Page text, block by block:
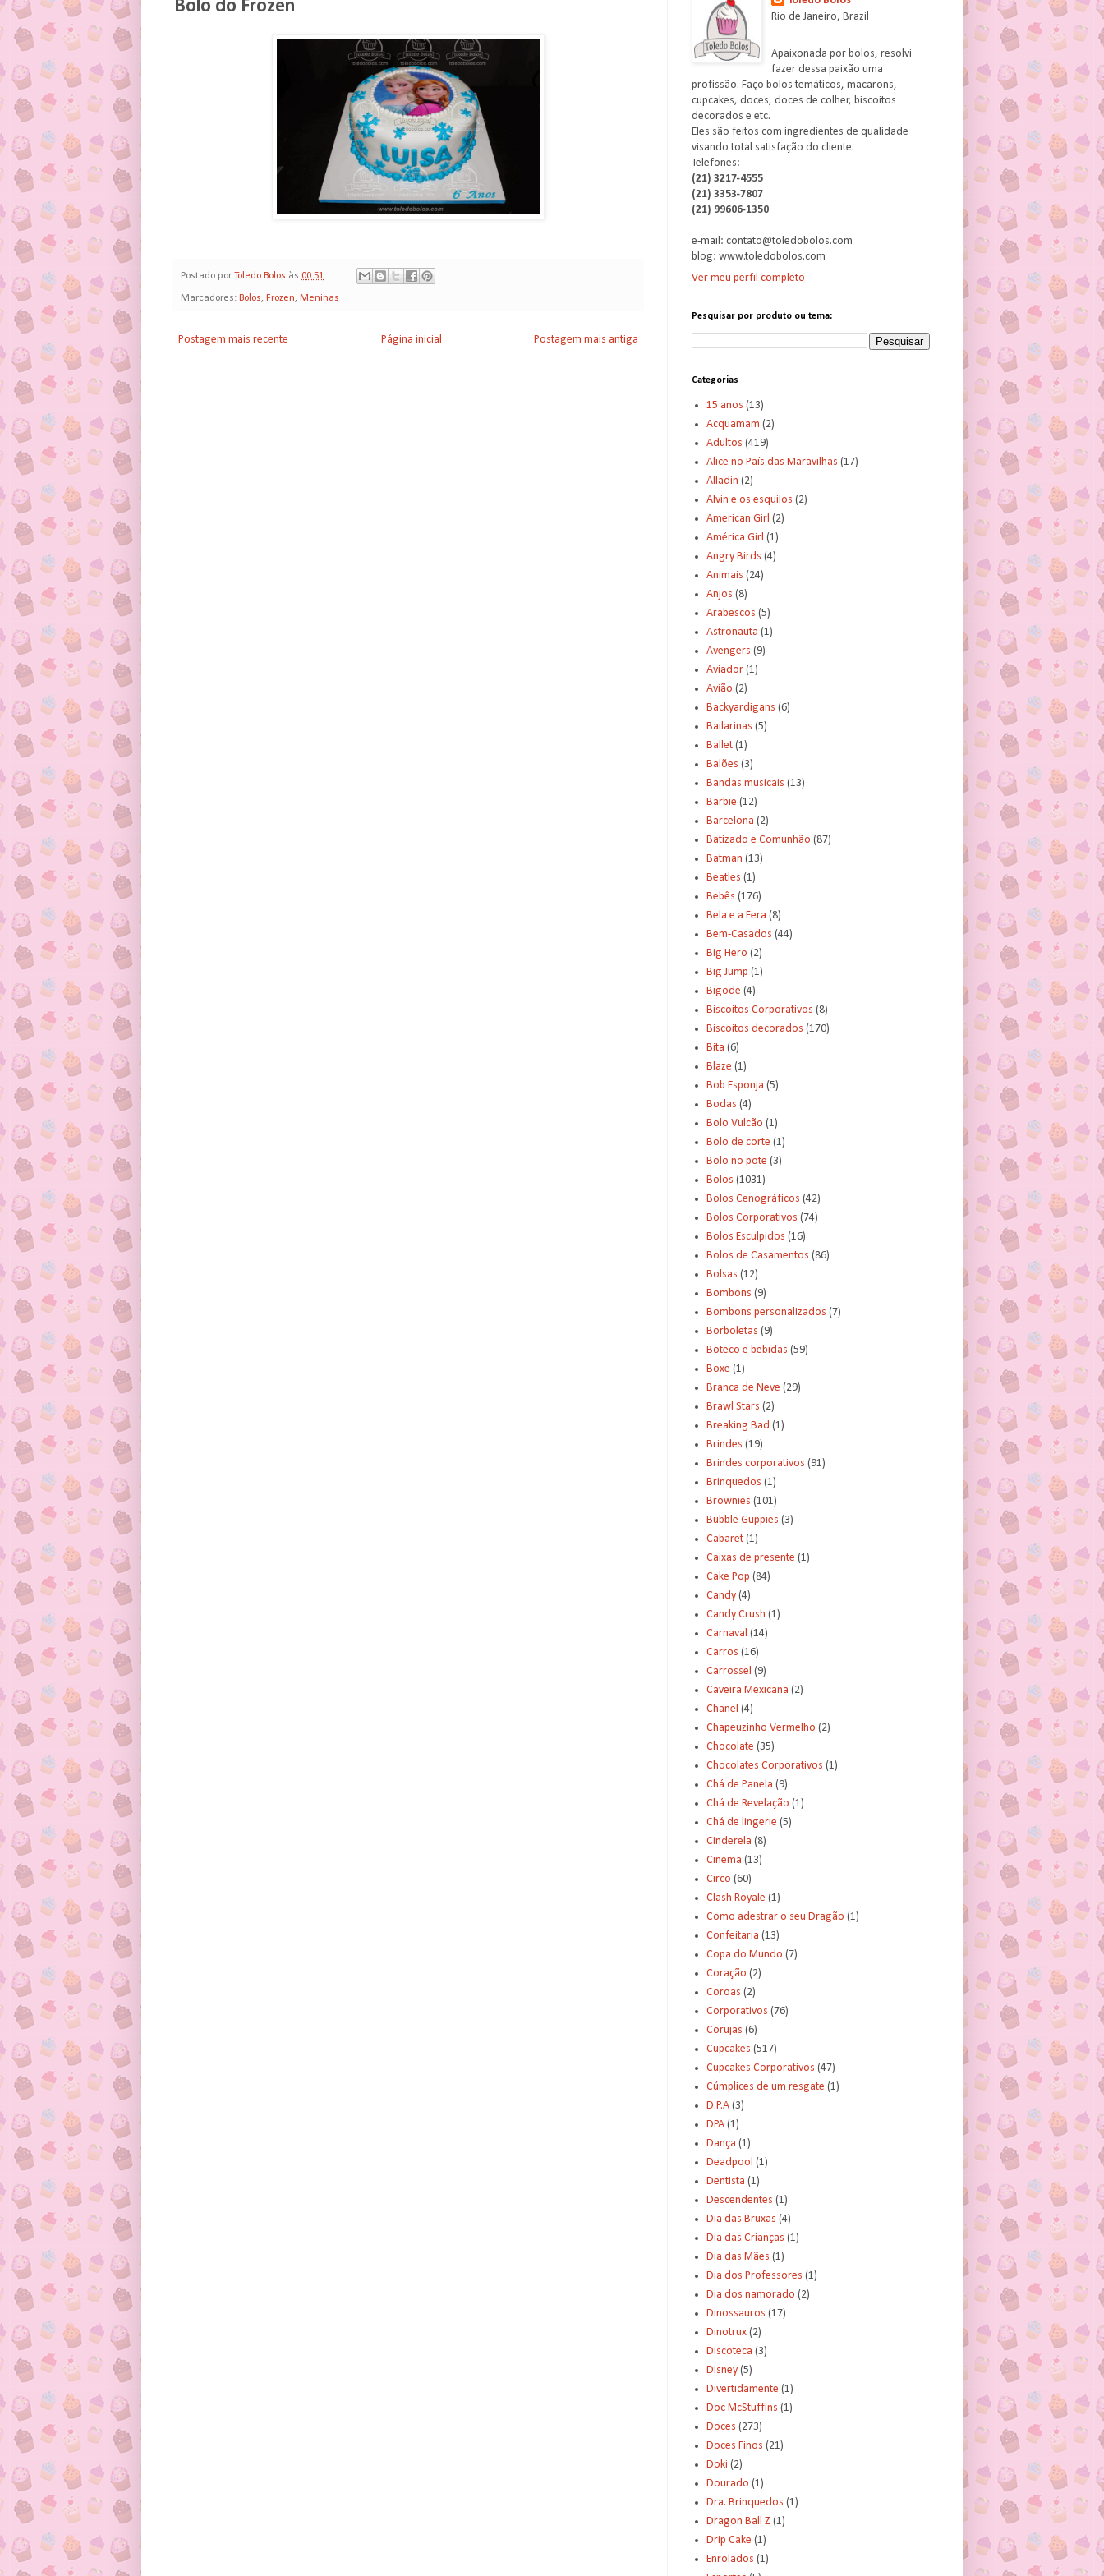
Bolo do Frozen
Postado por Toledo Bolos às 00:51
Marcadores: Bolos, Frozen, Meninas
Postagem mais recente Postagem mais antiga
Página inicial
Rio de Janeiro, Brazil
Apaixonada por bolos, resolvi
fazer dessa paixão uma
profissão. Faço bolos temáticos, macarons,
cupcakes, doces, doces de colher, biscoitos
decorados e etc.
Eles são feitos com ingredientes de qualidade
visando total satisfação do cliente.
Telefones:
(21) 3217-4555
(21) 3353-7807
(21) 99606-1350
e-mail: contato@toledobolos.com
blog: www.toledobolos.com
Ver meu perfil completo
Pesquisar por produto ou tema:
Categorias
15 anos (13)
Acquamam (2)
Adultos (419)
Alice no País das Maravilhas (17)
Alladin (2)
Alvin e os esquilos (2)
American Girl (2)
América Girl (1)
Angry Birds (4)
Animais (24)
Anjos (8)
Arabescos (5)
Astronauta (1)
Avengers (9)
Aviador (1)
Avião (2)
Backyardigans (6)
Bailarinas (5)
Ballet (1)
Balões (3)
Bandas musicais (13)
Barbie (12)
Barcelona (2)
Batizado e Comunhão (87)
Batman (13)
Beatles (1)
Bebês (176)
Bela e a Fera (8)
Bem-Casados (44)
Big Hero (2)
Big Jump (1)
Bigode (4)
Biscoitos Corporativos (8)
Biscoitos decorados (170)
Bita (6)
Blaze (1)
Bob Esponja (5)
Bodas (4)
Bolo Vulcão (1)
Bolo de corte (1)
Bolo no pote (3)
Bolos (1031)
Bolos Cenográficos (42)
Bolos Corporativos (74)
Bolos Esculpidos (16)
Bolos de Casamentos (86)
Bolsas (12)
Bombons (9)
Bombons personalizados (7)
Borboletas (9)
Boteco e bebidas (59)
Boxe (1)
Branca de Neve (29)
Brawl Stars (2)
Breaking Bad (1)
Brindes (19)
Brindes corporativos (91)
Brinquedos (1)
Brownies (101)
Bubble Guppies (3)
Cabaret (1)
Caixas de presente (1)
Cake Pop (84)
Candy (4)
Candy Crush (1)
Carnaval (14)
Carros (16)
Carrossel (9)
Caveira Mexicana (2)
Chanel (4)
Chapeuzinho Vermelho (2)
Chocolate (35)
Chocolates Corporativos (1)
Chá de Panela (9)
Chá de Revelação (1)
Chá de lingerie (5)
Cinderela (8)
Cinema (13)
Circo (60)
Clash Royale (1)
Como adestrar o seu Dragão (1)
Confeitaria (13)
Copa do Mundo (7)
Coração (2)
Coroas (2)
Corporativos (76)
Corujas (6)
Cupcakes (517)
Cupcakes Corporativos (47)
Cúmplices de um resgate (1)
D.P.A (3)
DPA (1)
Dança (1)
Deadpool (1)
Dentista (1)
Descendentes (1)
Dia das Bruxas (4)
Dia das Crianças (1)
Dia das Mães (1)
Dia dos Professores (1)
Dia dos namorado (2)
Dinossauros (17)
Dinotrux (2)
Discoteca (3)
Disney (5)
Divertidamente (1)
Doc McStuffins (1)
Doces (273)
Doces Finos (21)
Doki (2)
Dourado (1)
Dra. Brinquedos (1)
Dragon Ball Z (1)
Drip Cake (1)
Enrolados (1)